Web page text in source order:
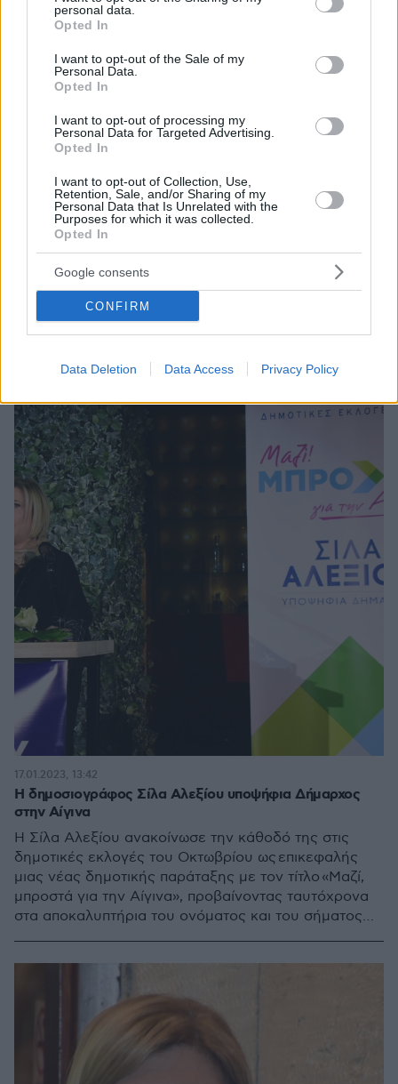
grant or deny consent to Google and its third-party tags to
use your data for below specified purposes in below Google
consent section.
personal data.
Opted In
I want to opt-out of the Sale of my
Personal Data.
Opted In
I want to opt-out of processing my
Personal Data for Targeted Advertising.
Opted In
I want to opt-out of Collection, Use,
Retention, Sale, and/or Sharing of my
Personal Data that Is Unrelated with the
Purposes for which it was collected.
Opted In
Google consents
CONFIRM
Data Deletion Data Access Privacy Policy
Διημερίδα για την «Αίγινα 2028»
Διημερίδα Ανοιχτού Διαλόγου με τον συμβολικό και
ουσιαστικό τίτλο «Αίγινα 2028» θα διεξαχθεί την
Παρασκευή 14 και το Σάββατο 15 Ιουλίου στο νησί
10.07.2023, 15:47
Η δημοσιογράφος Σίλα Αλεξίου υποψήφια Δήμαρχος
στην Αίγινα
Η Σίλα Αλεξίου ανακοίνωσε την κάθοδό της στις
δημοτικές εκλογές του Οκτωβρίου ως επικεφαλής
μιας νέας δημοτικής παράταξης με τον τίτλο «Μαζί,
μπροστά για την Αίγινα», προβαίνοντας ταυτόχρονα
στα αποκαλυπτήρια του ονόματος και του σήματος
17.01.2023, 13:42